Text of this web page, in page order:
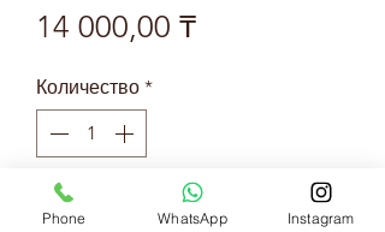
14 000,00 ₸Цена
Количество *
Добавить в корзину
Phone WhatsApp Instagram